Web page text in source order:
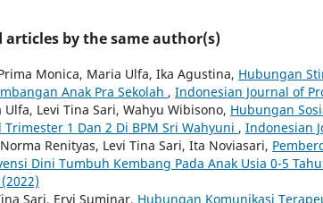
articles by the same author(s)
Monica, Maria Ulfa, Ika Agustina, Hubungan
Anak Pra Sekolah , Indonesian Journal of
Ulfa, Levi Tina Sari, Wahyu Wibisono, Hubungan
Trimester 1 Dan 2 Di BPM Sri Wahyuni , Indonesian
Renityas, Levi Tina Sari, Ita Noviasari,
Dini Tumbuh Kembang Pada Anak Usia 0-5
Sari, Ervi Suminar, Hubungan Komunikasi